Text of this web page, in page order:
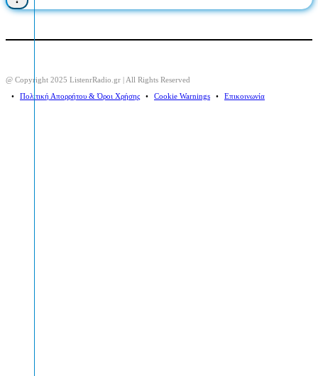
@ Copyright 2025 ListenrRadio.gr | All Rights Reserved
⠀•⠀ Πολιτική Απορρήτου & Όροι Χρήσης ⠀•⠀ Cookie Warnings ⠀•⠀ Επικοινωνία